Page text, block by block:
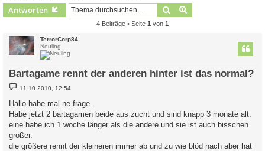
Antworten Suche
4 Beiträge • Seite 1 von 1
TerrorCorp84
Neuling
Bartagame rennt der anderen hinter ist das normal?
B
e
i
t
r
g
11.10.2010, 12:54
Hallo habe mal ne frage.
Habe jetzt 2 bartagamen beide aus zucht und sind knapp 3 monate alt.
eine habe ich 1 woche länger als die andere und sie ist auch bisschen
größer.
die größere rennt der kleineren immer ab und zu wie blöd nach aber hat